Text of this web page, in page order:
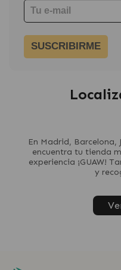
SUSCRIBIRME
En Madrid, Barcelona,
encuentra tu tienda
experiencia ¡GUAW!
y